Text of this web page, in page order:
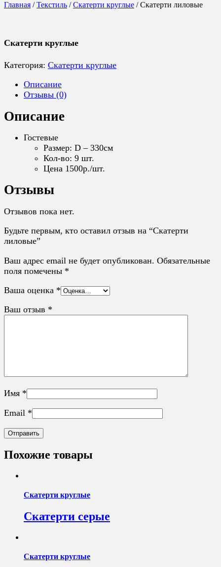
Главная /Текстиль /Скатерти круглые / Скатерти лиловые
Скатерти круглые
Категория: Скатерти круглые
Описание
Отзывы (0)
Описание
Гостевые
Размер: D – 330см
Кол-во: 9 шт.
Цена 1500р./шт.
Отзывы
Отзывов пока нет.
Будьте первым, кто оставил отзыв на “Скатерти
лиловые”
Ваш адрес email не будет опубликован. Обязательные
поля помечены *
Ваша оценка *
Ваш отзыв *
Имя *
Email *
Похожие товары
Скатерти круглые
Скатерти серые
Скатерти круглые